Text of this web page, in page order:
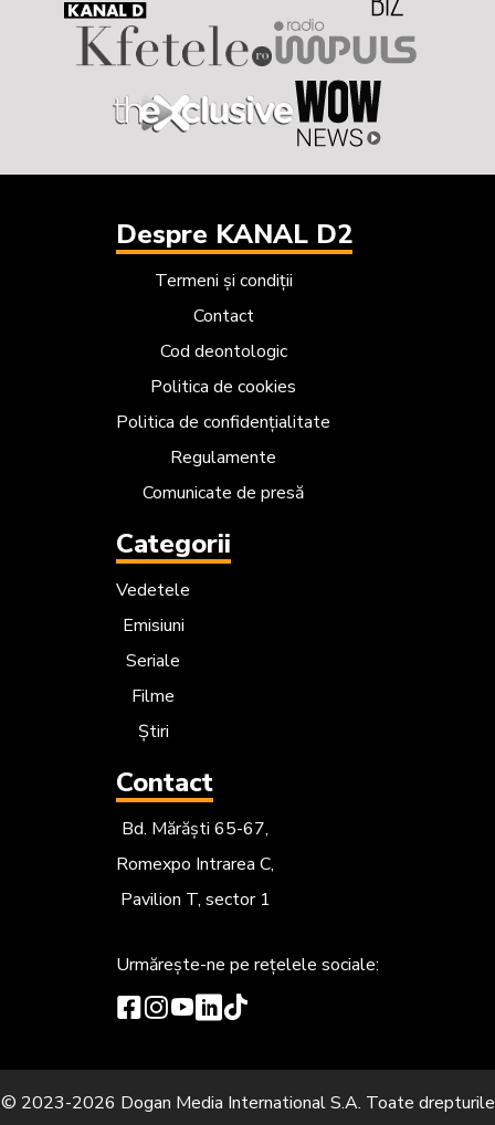
Despre KANAL D2
Termeni și condiții
Contact
Cod deontologic
Politica de cookies
Politica de confidențialitate
Regulamente
Comunicate de presă
Categorii
Vedetele
Emisiuni
Seriale
Filme
Știri
Contact
Bd. Mărăști 65-67,
Romexpo Intrarea C,
Pavilion T, sector 1
Urmărește-ne pe rețelele sociale:
© 2023-2026 Dogan Media International S.A. Toate drepturile